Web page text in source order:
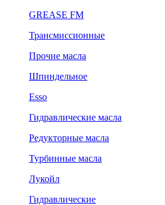
GREASE FM
Трансмиссионные
Прочие масла
Шпиндельное
Esso
Гидравлические масла
Редукторные масла
Турбинные масла
Лукойл
Гидравлические